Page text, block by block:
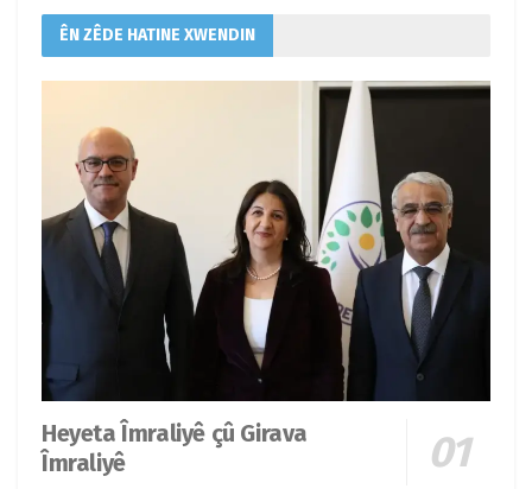
ÊN ZÊDE HATINE XWENDIN
Heyeta Îmraliyê çû Girava
Îmraliyê